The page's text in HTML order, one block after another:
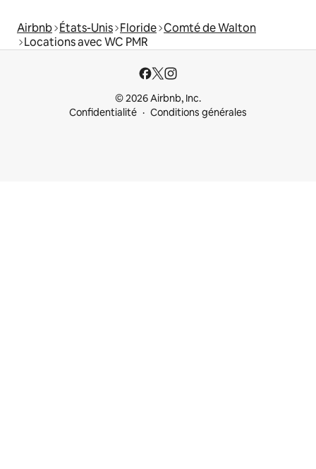
Airbnb États-Unis Floride Comté de Walton
Locations avec WC PMR
© 2026 Airbnb, Inc.
Confidentialité
Conditions générales